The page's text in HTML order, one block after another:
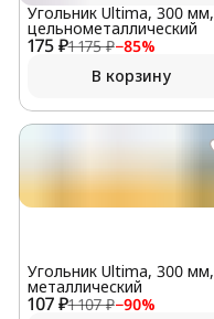
175 ₽1 175 ₽−85%
Угольник Ultima, 300 мм,
цельнометаллический
В корзину
107 ₽1 107 ₽−90%
Угольник Ultima, 300 мм,
металлический